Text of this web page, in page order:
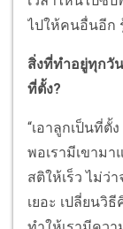
ไปให้คนอื่นอีก
สิ่งที่ทำอยู่ทุกวั
ที่ตั้ง?
“เอาลูกเป็นที่
พอเรามีเขามา
สติให้เร็ว ไม่ว่
เยอะ เปลี่ยนวิ